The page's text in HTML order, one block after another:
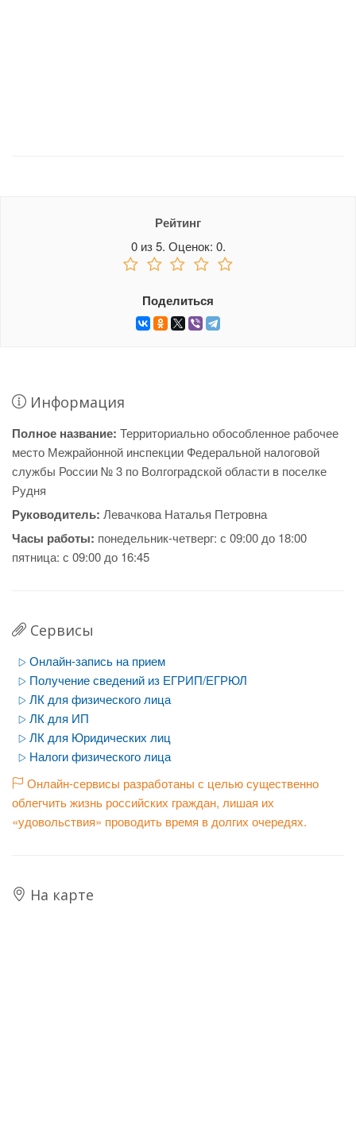
Рейтинг
0из5. Оценок: 0.
Поделиться
Информация
Полное название: Территориально обособленное рабочее
место Межрайонной инспекции Федеральной налоговой
службы России № 3 по Волгоградской области в поселке
Рудня
Руководитель: Левачкова Наталья Петровна
Часы работы: понедельник-четверг: с 09:00 до 18:00
пятница: с 09:00 до 16:45
Сервисы
Онлайн-запись на прием
Получение сведений из ЕГРИП/ЕГРЮЛ
ЛК для физического лица
ЛК для ИП
ЛК для Юридических лиц
Налоги физического лица
Онлайн-сервисы разработаны с целью существенно
облегчить жизнь российских граждан, лишая их
«удовольствия» проводить время в долгих очередях.
На карте